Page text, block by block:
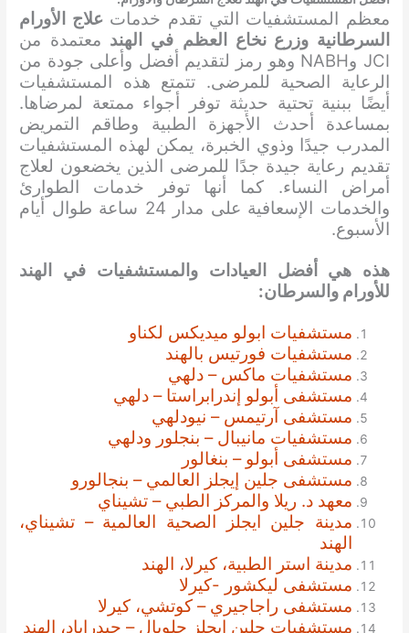
معظم المستشفيات التي تقدم خدمات علاج الأورام
السرطانية وزرع نخاع العظم في الهند معتمدة من
JCI وNABH وهو رمز لتقديم أفضل وأعلى جودة من
الرعاية الصحية للمرضى. تتمتع هذه المستشفيات
أيضًا ببنية تحتية حديثة توفر أجواء ممتعة لمرضاها.
بمساعدة أحدث الأجهزة الطبية وطاقم التمريض
المدرب جيدًا وذوي الخبرة، يمكن لهذه المستشفيات
تقديم رعاية جيدة جدًا للمرضى الذين يخضعون لعلاج
أمراض النساء. كما أنها توفر خدمات الطوارئ
والخدمات الإسعافية على مدار 24 ساعة طوال أيام
الأسبوع.
هذه هي أفضل العيادات والمستشفيات في الهند
للأورام والسرطان:
مستشفيات ابولو ميديكس لكناو
مستشفيات فورتيس بالهند
مستشفيات ماكس – دلهي
مستشفى أبولو إندرابراستا – دلهي
مستشفى آرتيمس – نيودلهي
مستشفيات مانيبال – بنجلور ودلهي
مستشفى أبولو – بنغالور
مستشفى جلين إيجلز العالمي – بنجالورو
معهد د. ريلا والمركز الطبي – تشيناي
مدينة جلين ايجلز الصحية العالمية – تشيناي،
الهند
مدينة استر الطبية، كيرلا، الهند
مستشفى ليكشور -كيرلا
مستشفى راجاجيري – كوتشي، كيرلا
مستشفيات جلين إيجلز جلوبال – حيدراباد، الهند